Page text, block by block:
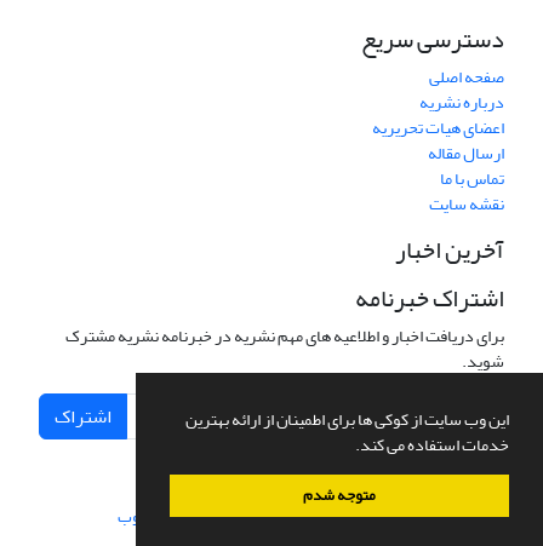
این وب سایت از کوکی ها برای اطمینان از ارائه بهترین
خدمات استفاده می کند.
متوجه شدم
دسترسی سریع
صفحه اصلی
درباره نشریه
اعضای هیات تحریریه
ارسال مقاله
تماس با ما
نقشه سایت
آخرین اخبار
اشتراک خبرنامه
برای دریافت اخبار و اطلاعیه های مهم نشریه در خبرنامه نشریه مشترک
شوید.
اشتراک
سامانه مدیریت نشریات علمی.طراحی و پیاده سازی از سیناوب